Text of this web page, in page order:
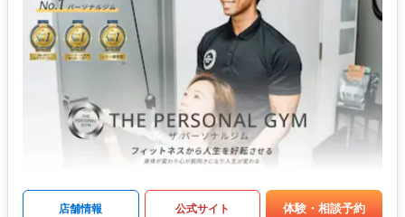
店舗情報 公式サイト 体験・相談予約